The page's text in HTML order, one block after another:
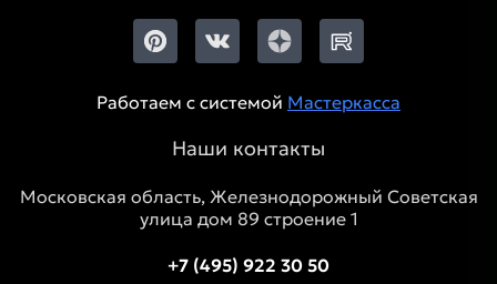
Работаем с системой Мастеркасса
Наши контакты
Московская область, Железнодорожный Советская
улица дом 89 строение 1
+7 (495) 922 30 50